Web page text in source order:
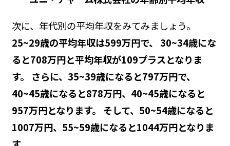
次に、年代別の平均年収をみてみましょう。
25~29歳の平均年収は599万円で、 30~34歳にな
ると708万円と平均年収が109プラスとなりま
す。 さらに、35~39歳になると797万円で、
40~45歳になると878万円、40~45歳になると
957万円となります。 そして、50~54歳になると
1007万円、55~59歳になると1044万円となりま